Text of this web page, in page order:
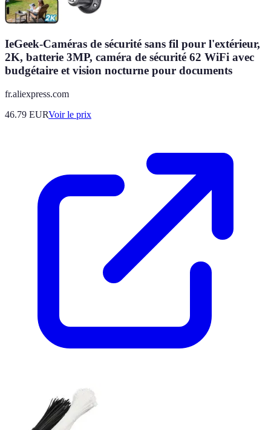
IeGeek-Caméras de sécurité sans fil pour l'extérieur,
2K, batterie 3MP, caméra de sécurité 62 WiFi avec
budgétaire et vision nocturne pour documents
fr.aliexpress.com
46.79 EURVoir le prix